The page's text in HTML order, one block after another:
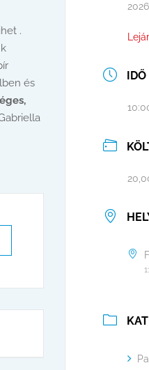
.
és
IDŐ